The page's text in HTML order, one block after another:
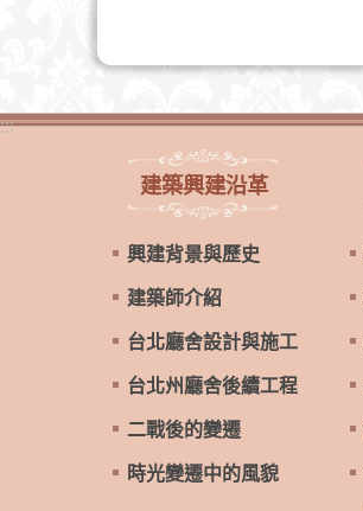
:::
建築興建沿革
興建背景與歷史
建築師介紹
台北廳舍設計與施工
台北州廳舍後續工程
二戰後的變遷
時光變遷中的風貌